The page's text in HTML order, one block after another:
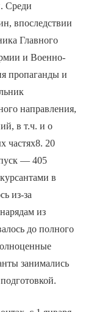
Среди
впоследствии
Главного
и Военно-
пропаганды и
направления,
в т.ч. и о
частях8. 20
— 405
в
из-за
из
до полного
занимались